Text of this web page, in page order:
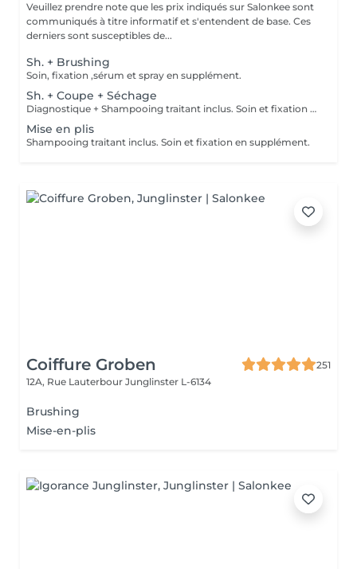
Veuillez prendre note que les prix indiqués sur Salonkee sont
communiqués à titre informatif et s'entendent de base. Ces
derniers sont susceptibles de...
Sh. + Brushing
Soin, fixation ,sérum et spray en supplément.
Sh. + Coupe + Séchage
Diagnostique + Shampooing traitant inclus. Soin et fixation en supplément.
Mise en plis
Shampooing traitant inclus. Soin et fixation en supplément.
Coiffure Groben
251
12A, Rue Lauterbour Junglinster L-6134
Brushing
Mise-en-plis